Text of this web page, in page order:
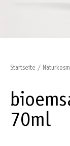
Startseite /
70ml